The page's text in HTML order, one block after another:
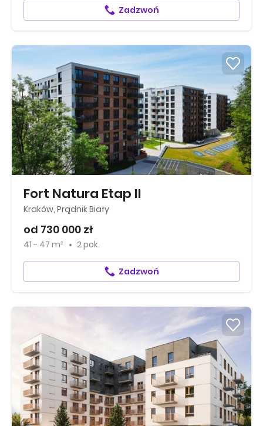
Zadzwoń
Fort Natura Etap II
Kraków, Prądnik Biały
od 730 000 zł
41 - 47 m² 2 pok.
Zadzwoń